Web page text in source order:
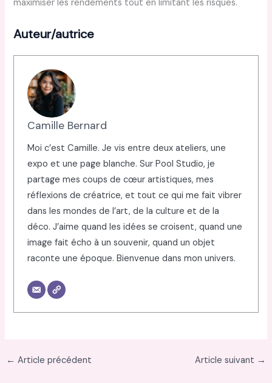
maximiser les rendements tout en limitant les risques.
Auteur/autrice
Camille Bernard
Moi c’est Camille. Je vis entre deux ateliers, une
expo et une page blanche. Sur Pool Studio, je
partage mes coups de cœur artistiques, mes
réflexions de créatrice, et tout ce qui me fait vibrer
dans les mondes de l’art, de la culture et de la
déco. J’aime quand les idées se croisent, quand une
image fait écho à un souvenir, quand un objet
raconte une époque. Bienvenue dans mon univers.
← Article précédent Article suivant →